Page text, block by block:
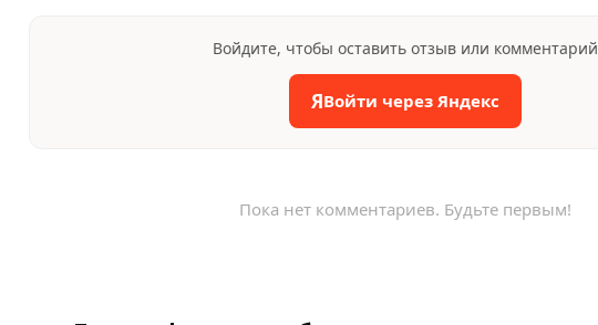
Войдите, чтобы оставить отзыв или комментарий
ЯВойти через Яндекс
Пока нет комментариев. Будьте первым!